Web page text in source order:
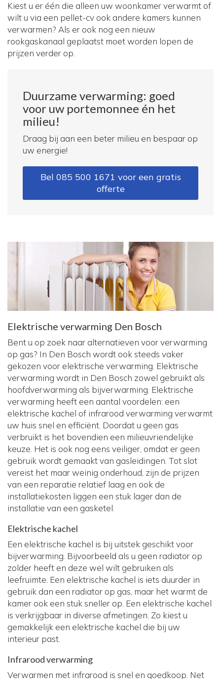
Kiest u er één die alleen uw woonkamer verwarmt of
wilt u via een pellet-cv ook andere kamers kunnen
verwarmen? Als er ook nog een nieuw
rookgaskanaal geplaatst moet worden lopen de
prijzen verder op.
Duurzame verwarming: goed
voor uw portemonnee én het
milieu!
Draag bij aan een beter milieu en bespaar op
uw energie!
Bel 085 500 1671 voor een gratis
offerte
Elektrische verwarming Den Bosch
Bent u op zoek naar alternatieven voor verwarming
op gas? In Den Bosch wordt ook steeds vaker
gekozen voor elektrische verwarming. Elektrische
verwarming wordt in Den Bosch zowel gebruikt als
hoofdverwarming als bijverwarming. Elektrische
verwarming heeft een aantal voordelen: een
elektrische kachel of infrarood verwarming verwarmt
uw huis snel en efficiënt. Doordat u geen gas
verbruikt is het bovendien een milieuvriendelijke
keuze. Het is ook nog eens veiliger, omdat er geen
gebruik wordt gemaakt van gasleidingen. Tot slot
vereist het maar weinig onderhoud, zijn de prijzen
van een reparatie relatief laag en ook de
installatiekosten liggen een stuk lager dan de
installatie van een gasketel.
Elektrische kachel
Een elektrische kachel is bij uitstek geschikt voor
bijverwarming. Bijvoorbeeld als u geen radiator op
zolder heeft en deze wel wilt gebruiken als
leefruimte. Een elektrische kachel is iets duurder in
gebruik dan een radiator op gas, maar het warmt de
kamer ook een stuk sneller op. Een elektrische kachel
is verkrijgbaar in diverse afmetingen. Zo kiest u
gemakkelijk een elektrische kachel die bij uw
interieur past.
Infrarood verwarming
Verwarmen met infrarood is snel en goedkoop. Net